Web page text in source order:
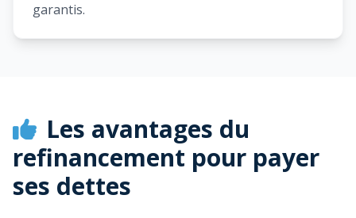
garantis.
Les avantages du
refinancement pour payer
ses dettes